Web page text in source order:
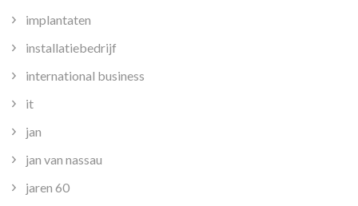
implantaten
installatiebedrijf
international business
it
jan
jan van nassau
jaren 60